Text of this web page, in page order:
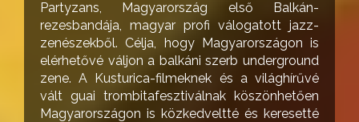
Partyzans, Magyarország első Balkán-
rezesbandája, magyar profi válogatott jazz-
zenészekből. Célja, hogy Magyarországon is
elérhetővé váljon a balkáni szerb underground
zene. A Kusturica-filmeknek és a világhírűvé
vált guai trombitafesztiválnak köszönhetően
Magyarországon is közkedveltté és keresetté